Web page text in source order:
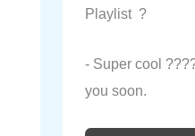
Playlist ?
- Super cool
you soon.